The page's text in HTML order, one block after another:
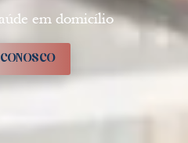
em domicílio